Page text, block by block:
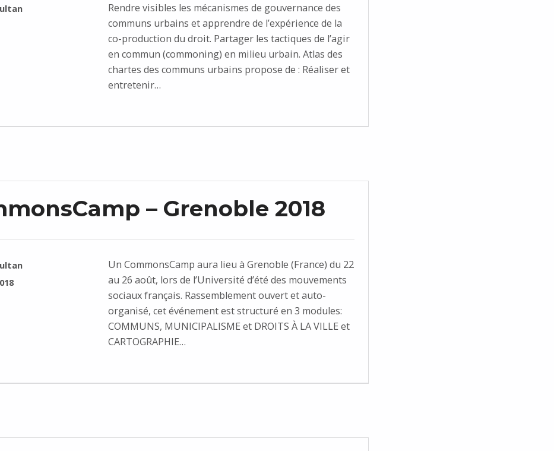
:
Rendre visibles les mécanismes de gouvernance des
communs urbains et apprendre de l’expérience de la
co-production du droit. Partager les tactiques de l’agir
en commun (commoning) en milieu urbain. Atlas des
chartes des communs urbains propose de : Réaliser et
entretenir…
– Grenoble 2018
:
:
Un CommonsCamp aura lieu à Grenoble (France) du 22
au 26 août, lors de l’Université d’été des mouvements
sociaux français. Rassemblement ouvert et auto-
organisé, cet événement est structuré en 3 modules:
COMMUNS, MUNICIPALISME et DROITS À LA VILLE et
CARTOGRAPHIE…